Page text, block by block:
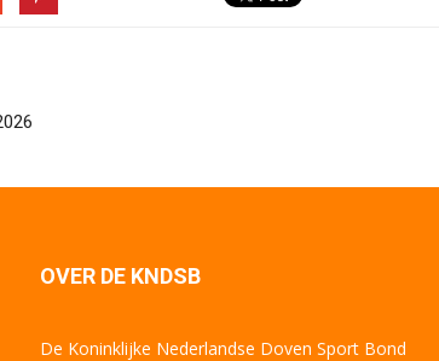
OVER DE KNDSB
De Koninklijke Nederlandse Doven Sport Bond